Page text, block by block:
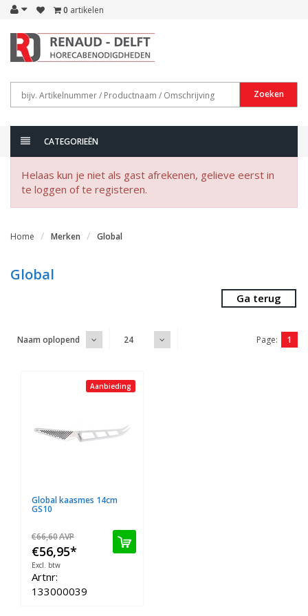
0 artikelen
Zoeken
CATEGORIEËN
Helaas kun je niet als gast afrekenen, gelieve eerst in
te loggen of te registeren.
Home Merken Global
Global
Ga terug
Naam oplopend 24 Page: 1
Aanbieding
Global kaasmes 14cm
GS10
€66,60AVP
€56,95*
Excl. btw
Artnr:
133000039